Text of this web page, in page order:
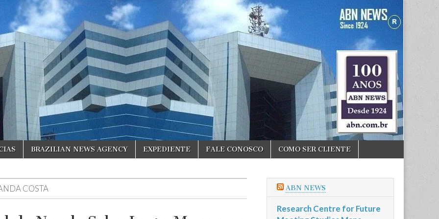
BRAZILIAN NEWS AGENCY EXPEDIENTE FALE CONOSCO COMO SER CLIENTE
COSTA ABN NEWS
Research Centre for Future